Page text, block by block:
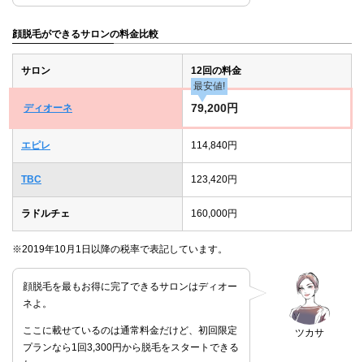
顔脱毛ができるサロンの料金比較
サロン 12回の料金
ディオーネ
最安値!
79,200円
エピレ 114,840円
TBC 123,420円
ラドルチェ 160,000円
※2019年10月1日以降の税率で表記しています。
ツカサ
顔脱毛を最もお得に完了できるサロンはディオー
ネよ。
ここに載せているのは通常料金だけど、初回限定
プランなら1回3,300円から脱毛をスタートできる